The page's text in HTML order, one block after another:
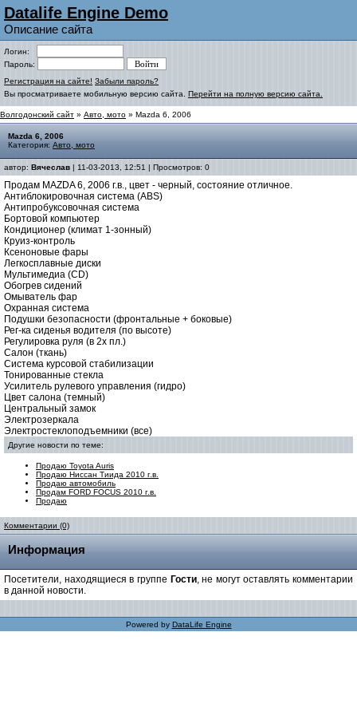
Datalife Engine Demo
Описание сайта
Логин:
Пароль:
Регистрация на сайте! Забыли пароль?
Вы просматриваете мобильную версию сайта. Перейти на полную версию сайта.
Волгодонский сайт » Авто, мото » Mazda 6, 2006
Mazda 6, 2006
Категория: Авто, мото
автор: Вячеслав | 11-03-2013, 12:51 | Просмотров: 0
Продам MAZDA 6, 2006 г.в., цвет - черный, состояние отличное.
Антиблокировочная система (ABS)
Антипробуксовочная система
Бортовой компьютер
Кондиционер (климат 1-зонный)
Круиз-контроль
Ксеноновые фары
Легкосплавные диски
Мультимедиа (CD)
Обогрев сидений
Омыватель фар
Охранная система
Подушки безопасности (фронтальные + боковые)
Рег-ка сиденья водителя (по высоте)
Регулировка руля (в 2х пл.)
Салон (ткань)
Система курсовой стабилизации
Тонированные стекла
Усилитель рулевого управления (гидро)
Цвет салона (темный)
Центральный замок
Электрозеркала
Электростеклоподъемники (все)
Другие новости по теме:
Продаю Toyota Auris
Продаю Ниссан Тиида 2010 г.в.
Продаю автомобиль
Продам FORD FOCUS 2010 г.в.
Продаю
Комментарии (0)
Информация
Посетители, находящиеся в группе Гости, не могут оставлять комментарии
в данной новости.
Powered by DataLife Engine